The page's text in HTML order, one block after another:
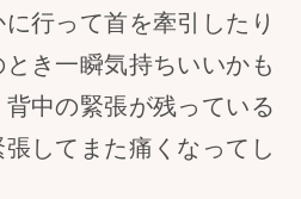
行って首を牽引したり
き一瞬気持ちいいかも
中の緊張が残っている
してまた痛くなってし